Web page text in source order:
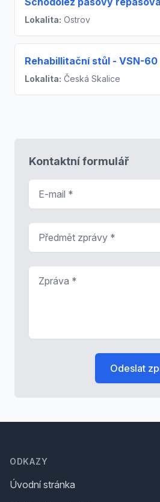
Lokalita: Ostrov
Rehabillitační stůl - VSN-60
Lokalita: Česká Skalice
Kontaktní formulář
Odeslat
ODKAZY
Úvodní stránka